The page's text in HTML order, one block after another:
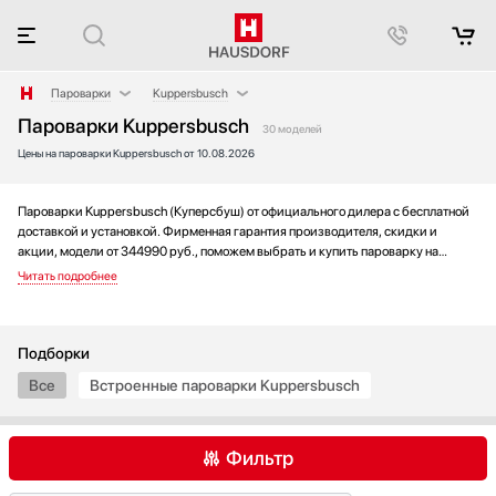
Пароварки
Аксессуары
Аксессуары и принадлежности
Аромастанции
Барбекю
Варочные панели
Варочные центры
Kuppersbusch
BORA
De Dietrich
Gaggenau
Ilve
Пароварки Kuppersbusch
30 моделей
Цены на пароварки Kuppersbusch от 10.08.2026
Пароварки Kuppersbusch (Куперсбуш) от официального дилера с бесплатной
доставкой и установкой. Фирменная гарантия производителя, скидки и
акции, модели от 344990 руб., поможем выбрать и купить пароварку на
выгодных условиях без переплаты. Новинки и хиты года, отзывы покупателей
Подборки
Все
Встроенные пароварки Kuppersbusch
Фильтр